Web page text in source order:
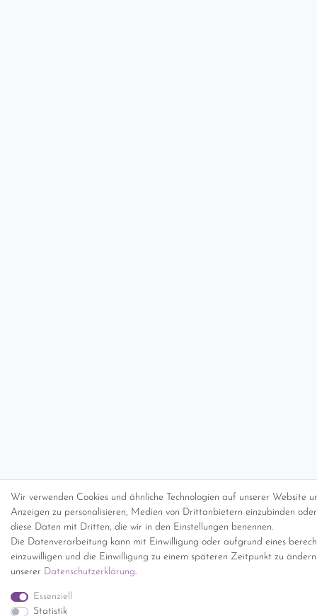
Wir verwenden Cookies und ähnliche Technologien auf unserer Website
Anzeigen zu personalisieren, Medien von Drittanbietern einzubinden
diese Daten mit Dritten, die wir in den Einstellungen benennen.
Die Datenverarbeitung kann mit Einwilligung oder aufgrund eines
einzuwilligen und die Einwilligung zu einem späteren Zeitpunkt zu
unserer Daten­schutz­erklärung.
Essenziell
Statistik